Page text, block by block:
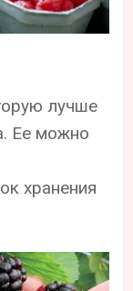
лучше
Ее можно
хранения